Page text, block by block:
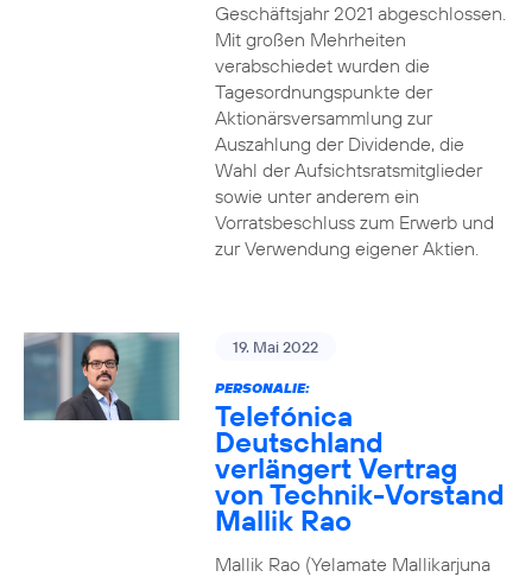
Geschäftsjahr 2021 abgeschlossen.
Mit großen Mehrheiten
verabschiedet wurden die
Tagesordnungspunkte der
Aktionärsversammlung zur
Auszahlung der Dividende, die
Wahl der Aufsichtsratsmitglieder
sowie unter anderem ein
Vorratsbeschluss zum Erwerb und
zur Verwendung eigener Aktien.
19. Mai 2022
PERSONALIE:
Telefónica
Deutschland
verlängert Vertrag
von Technik-Vorstand
Mallik Rao
Mallik Rao (Yelamate Mallikarjuna